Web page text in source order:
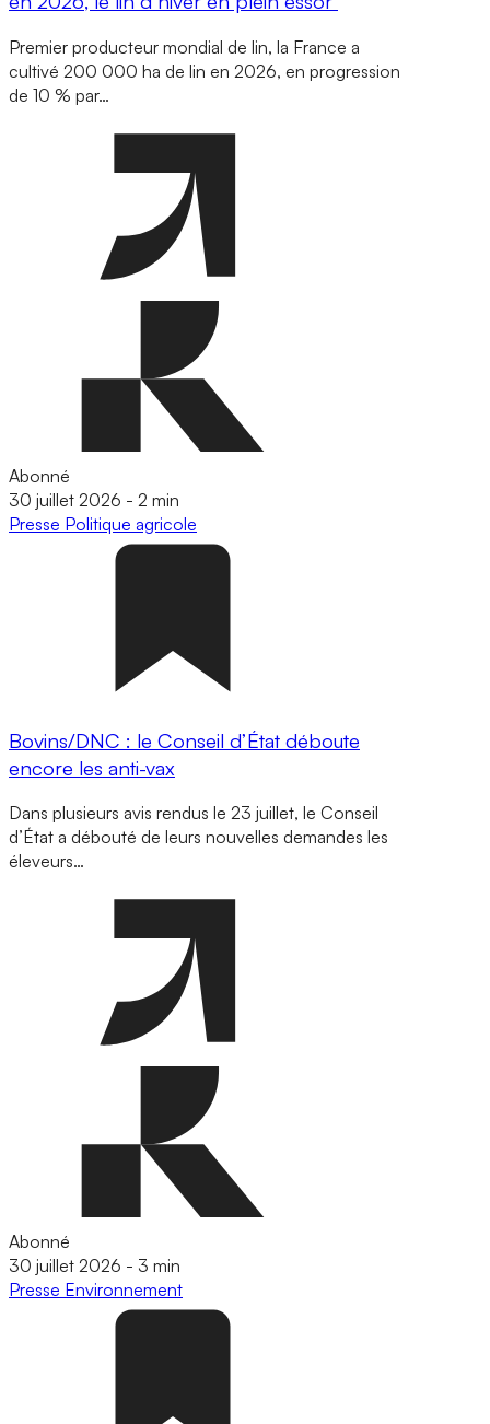
Premier producteur mondial de lin, la France a
cultivé 200 000 ha de lin en 2026, en progression
de 10 % par…
Abonné
30 juillet 2026 - 2 min
Presse Politique agricole
Bovins/DNC : le Conseil d’État déboute
encore les anti-vax
Dans plusieurs avis rendus le 23 juillet, le Conseil
d’État a débouté de leurs nouvelles demandes les
éleveurs…
Abonné
30 juillet 2026 - 3 min
Presse Environnement